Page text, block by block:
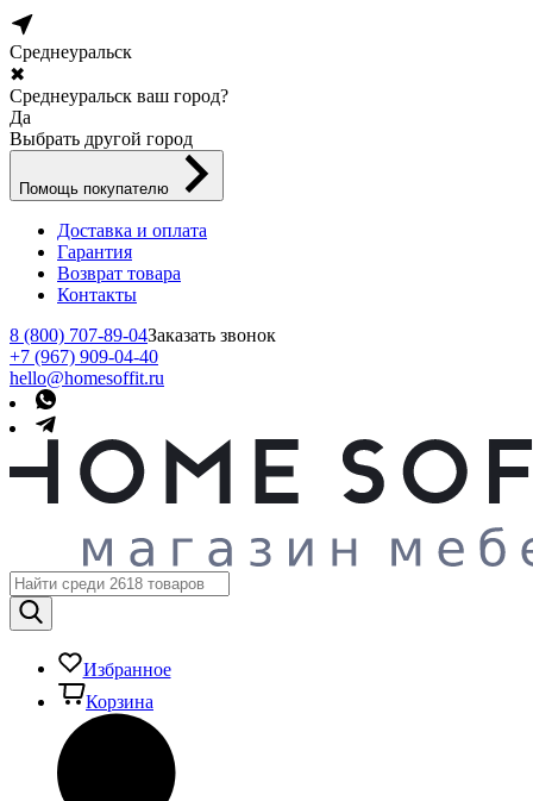
Среднеуральск
✖
Среднеуральск ваш город?
Да
Выбрать другой город
Помощь покупателю
Доставка и оплата
Гарантия
Возврат товара
Контакты
8 (800) 707-89-04Заказать звонок
+7 (967) 909-04-40
hello@homesoffit.ru
Избранное
Корзина